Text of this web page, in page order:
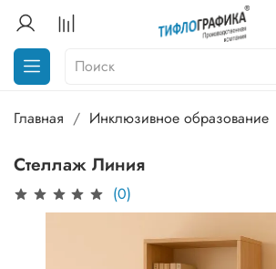
Главная Инклюзивное образование
Стеллаж Линия
(0)